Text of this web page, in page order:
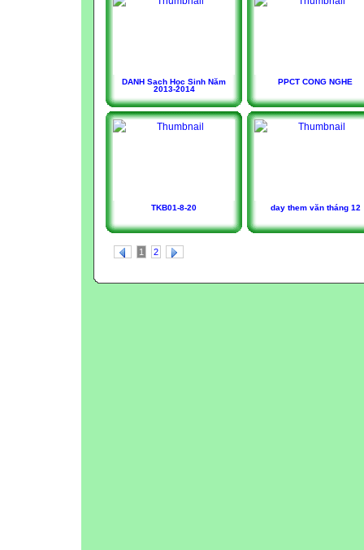
DANH Sach Học Sinh Năm
2013-2014
PPCT CONG NGHE
TKB01-8-20 day them văn tháng 12
1 2